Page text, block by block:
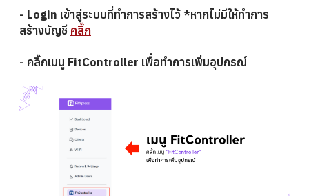
- Login เข้าสู่ระบบที่ทำการสร้างไว้ *หากไม่มีให้ทำการ
สร้างบัญชี คลิ๊ก
- คลิ๊กเมนู FitController เพื่อทำการเพิ่มอุปกรณ์